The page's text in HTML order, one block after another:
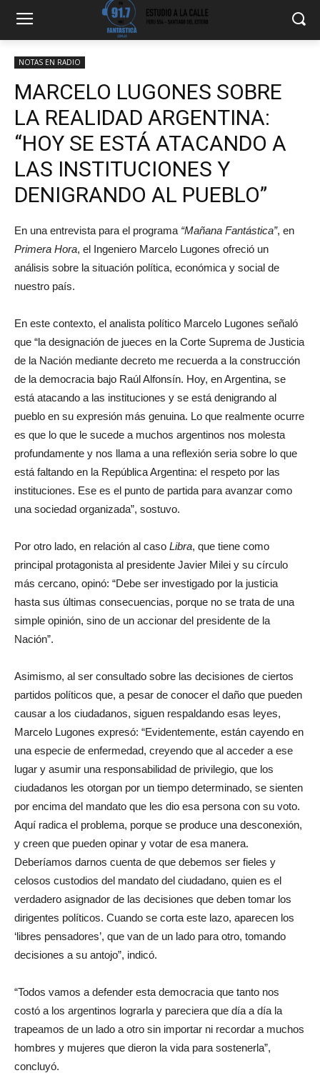
NOTAS EN RADIO
MARCELO LUGONES SOBRE
LA REALIDAD ARGENTINA:
“HOY SE ESTÁ ATACANDO A
LAS INSTITUCIONES Y
DENIGRANDO AL PUEBLO”
En una entrevista para el programa “Mañana Fantástica”, en
Primera Hora, el Ingeniero Marcelo Lugones ofreció un
análisis sobre la situación política, económica y social de
nuestro país.
En este contexto, el analista político Marcelo Lugones señaló
que “la designación de jueces en la Corte Suprema de Justicia
de la Nación mediante decreto me recuerda a la construcción
de la democracia bajo Raúl Alfonsín. Hoy, en Argentina, se
está atacando a las instituciones y se está denigrando al
pueblo en su expresión más genuina. Lo que realmente ocurre
es que lo que le sucede a muchos argentinos nos molesta
profundamente y nos llama a una reflexión seria sobre lo que
está faltando en la República Argentina: el respeto por las
instituciones. Ese es el punto de partida para avanzar como
una sociedad organizada”, sostuvo.
Por otro lado, en relación al caso Libra, que tiene como
principal protagonista al presidente Javier Milei y su círculo
más cercano, opinó: “Debe ser investigado por la justicia
hasta sus últimas consecuencias, porque no se trata de una
simple opinión, sino de un accionar del presidente de la
Nación”.
Asimismo, al ser consultado sobre las decisiones de ciertos
partidos políticos que, a pesar de conocer el daño que pueden
causar a los ciudadanos, siguen respaldando esas leyes,
Marcelo Lugones expresó: “Evidentemente, están cayendo en
una especie de enfermedad, creyendo que al acceder a ese
lugar y asumir una responsabilidad de privilegio, que los
ciudadanos les otorgan por un tiempo determinado, se sienten
por encima del mandato que les dio esa persona con su voto.
Aquí radica el problema, porque se produce una desconexión,
y creen que pueden opinar y votar de esa manera.
Deberíamos darnos cuenta de que debemos ser fieles y
celosos custodios del mandato del ciudadano, quien es el
verdadero asignador de las decisiones que deben tomar los
dirigentes políticos. Cuando se corta este lazo, aparecen los
‘libres pensadores’, que van de un lado para otro, tomando
decisiones a su antojo”, indicó.
“Todos vamos a defender esta democracia que tanto nos
costó a los argentinos lograrla y pareciera que día a día la
trapeamos de un lado a otro sin importar ni recordar a muchos
hombres y mujeres que dieron la vida para sostenerla”,
concluyó.